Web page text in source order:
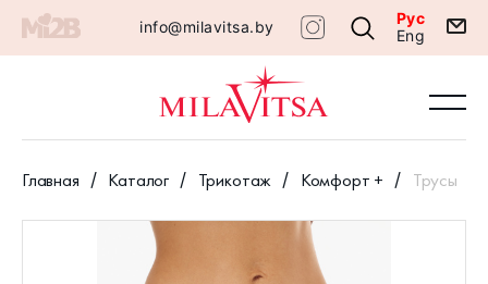
info@milavitsa.by
Рус
Eng
Главная Каталог Трикотаж Комфорт + Трусы